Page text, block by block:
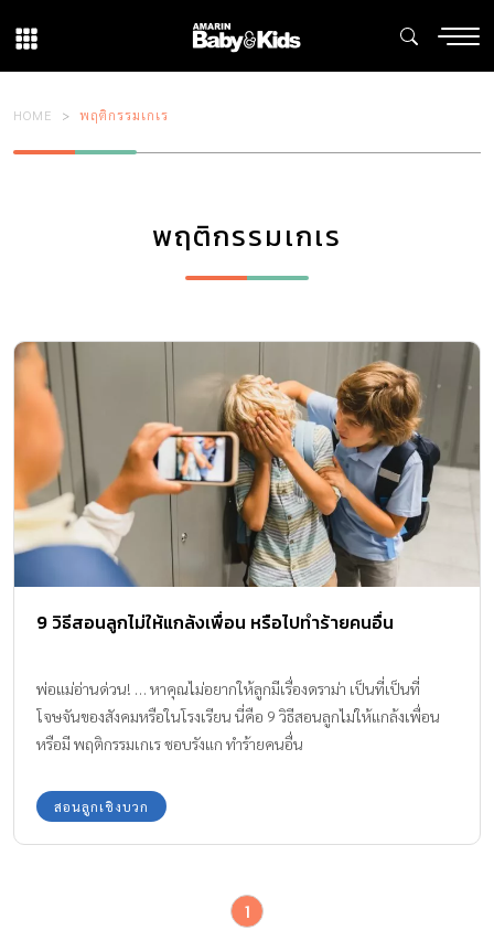
HOME พฤติกรรมเกเร
พฤติกรรมเกเร
9 วิธีสอนลูกไม่ให้แกล้งเพื่อน หรือไปทำร้ายคนอื่น
พ่อแม่อ่านด่วน! … หาคุณไม่อยากให้ลูกมีเรื่องดราม่า เป็นที่เป็นที่
โจษจันของสังคมหรือในโรงเรียน นี่คือ 9 วิธีสอนลูกไม่ให้แกล้งเพื่อน
หรือมี พฤติกรรมเกเร ชอบรังแก ทำร้ายคนอื่น
สอนลูกเชิงบวก
1